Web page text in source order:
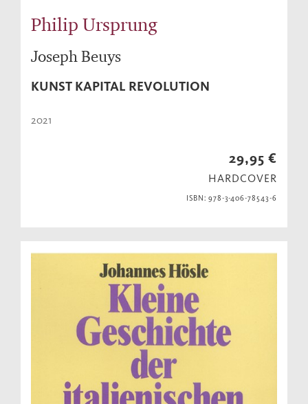
Philip Ursprung
Joseph Beuys
KUNST KAPITAL REVOLUTION
2021
29,95 €
HARDCOVER
ISBN: 978-3-406-78543-6